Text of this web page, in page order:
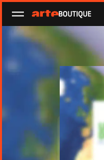
Ouvrir le menu